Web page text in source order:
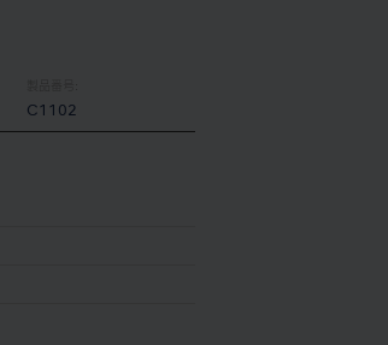
C1102